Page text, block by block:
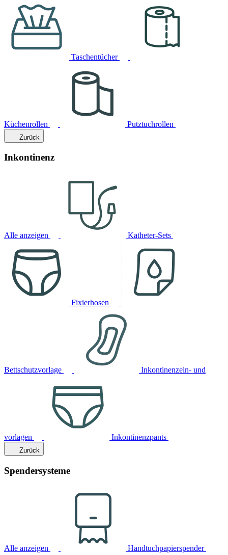
Taschentücher
Küchenrollen Putztuchrollen
Zurück
Inkontinenz
Alle anzeigen Katheter-Sets
Fixierhosen
Bettschutzvorlage Inkontinenzein- und
vorlagen Inkontinenzpants
Zurück
Spendersysteme
Alle anzeigen Handtuchpapierspender